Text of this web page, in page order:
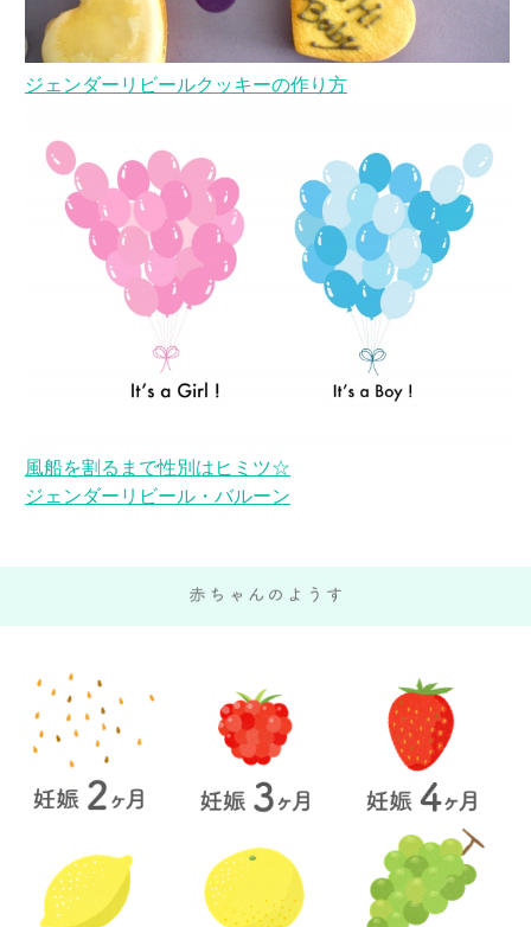
ジェンダーリビールクッキーの作り方
風船を割るまで性別はヒミツ☆
ジェンダーリビール・バルーン